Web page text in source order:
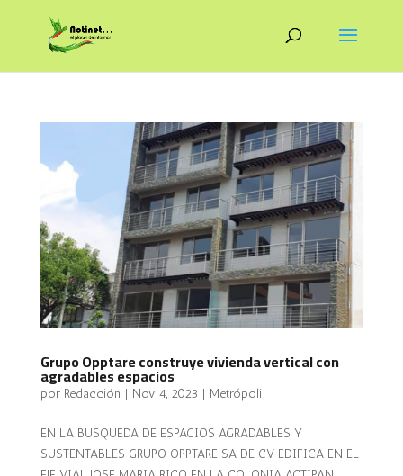
Grupo Opptare construye vivienda vertical con
agradables espacios
por Redacción | Nov 4, 2023 | Metrópoli
EN LA BUSQUEDA DE ESPACIOS AGRADABLES Y
SUSTENTABLES GRUPO OPPTARE SA DE CV EDIFICA EN EL